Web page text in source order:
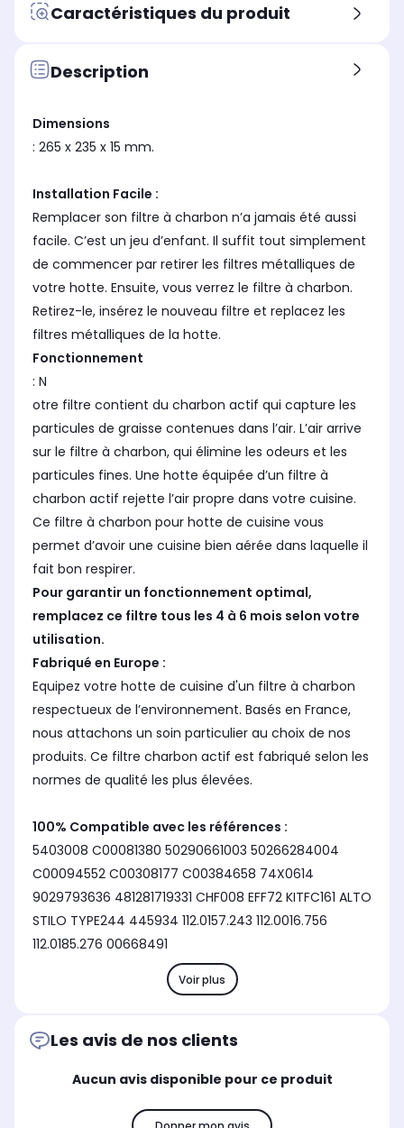
Caractéristiques du produit
Description
Dimensions
: 265 x 235 x 15 mm.
Installation Facile :
Remplacer son filtre à charbon n’a jamais été aussi
facile. C’est un jeu d’enfant. Il suffit tout simplement
de commencer par retirer les filtres métalliques de
votre hotte. Ensuite, vous verrez le filtre à charbon.
Retirez-le, insérez le nouveau filtre et replacez les
filtres métalliques de la hotte.
Fonctionnement
: N
otre filtre contient du charbon actif qui capture les
particules de graisse contenues dans l’air. L’air arrive
sur le filtre à charbon, qui élimine les odeurs et les
particules fines. Une hotte équipée d’un filtre à
charbon actif rejette l’air propre dans votre cuisine.
Ce filtre à charbon pour hotte de cuisine vous
permet d’avoir une cuisine bien aérée dans laquelle il
fait bon respirer.
Pour garantir un fonctionnement optimal,
remplacez ce filtre tous les 4 à 6 mois selon votre
utilisation.
Fabriqué en Europe :
Equipez votre hotte de cuisine d'un filtre à charbon
respectueux de l’environnement. Basés en France,
nous attachons un soin particulier au choix de nos
produits. Ce filtre charbon actif est fabriqué selon les
normes de qualité les plus élevées.
100% Compatible avec les références :
5403008 C00081380 50290661003 50266284004
C00094552 C00308177 C00384658 74X0614
9029793636 481281719331 CHF008 EFF72 KITFC161 ALTO
STILO TYPE244 445934 112.0157.243 112.0016.756
112.0185.276 00668491
Voir plus
Les avis de nos clients
Aucun avis disponible pour ce produit